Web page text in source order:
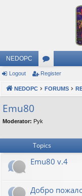
NEDOPC
or
u
Logout Register
NEDOPC FORUMS
Emu80
Moderator: Pyk
Topics
Emu80 v.4
Добро